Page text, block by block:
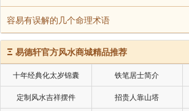
容易有误解的几个命理术语
Ξ 易德轩官方风水商城精品推荐
十年经典化太岁锦囊 铁笔居士简介
定制风水吉祥摆件 招贵人靠山塔